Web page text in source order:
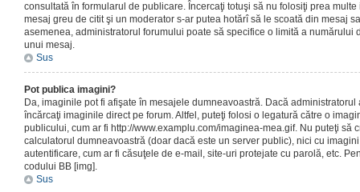
consultată în formularul de publicare. Încercaţi totuşi să nu folosiţi prea
mesaj greu de citit şi un moderator s-ar putea hotărî să le scoată din mesaj
asemenea, administratorul forumului poate să specifice o limită a numărului
unui mesaj.
Sus
Pot publica imagini?
Da, imaginile pot fi afişate în mesajele dumneavoastră. Dacă
încărcaţi imaginile direct pe forum. Altfel, puteţi folosi o legatură către o
publicului, cum ar fi http://www.examplu.com/imaginea-mea.gif. Nu puteţi să
calculatorul dumneavoastră (doar dacă este un server public), nici cu
autentificare, cum ar fi căsuţele de e-mail, site-uri protejate cu parolă, etc.
codului BB [img].
Sus